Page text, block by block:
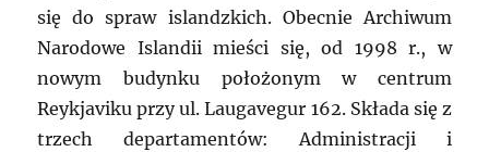
się do spraw islandzkich. Obecnie Archiwum
Narodowe Islandii mieści się, od 1998 r., w
nowym budynku położonym w centrum
Reykjaviku przy ul. Laugavegur 162. Składa się z
trzech departamentów: Administracji i